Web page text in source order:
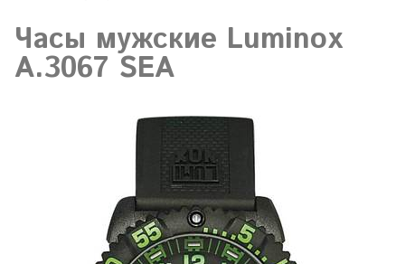
Часы мужские Luminox
A.3067 SEA